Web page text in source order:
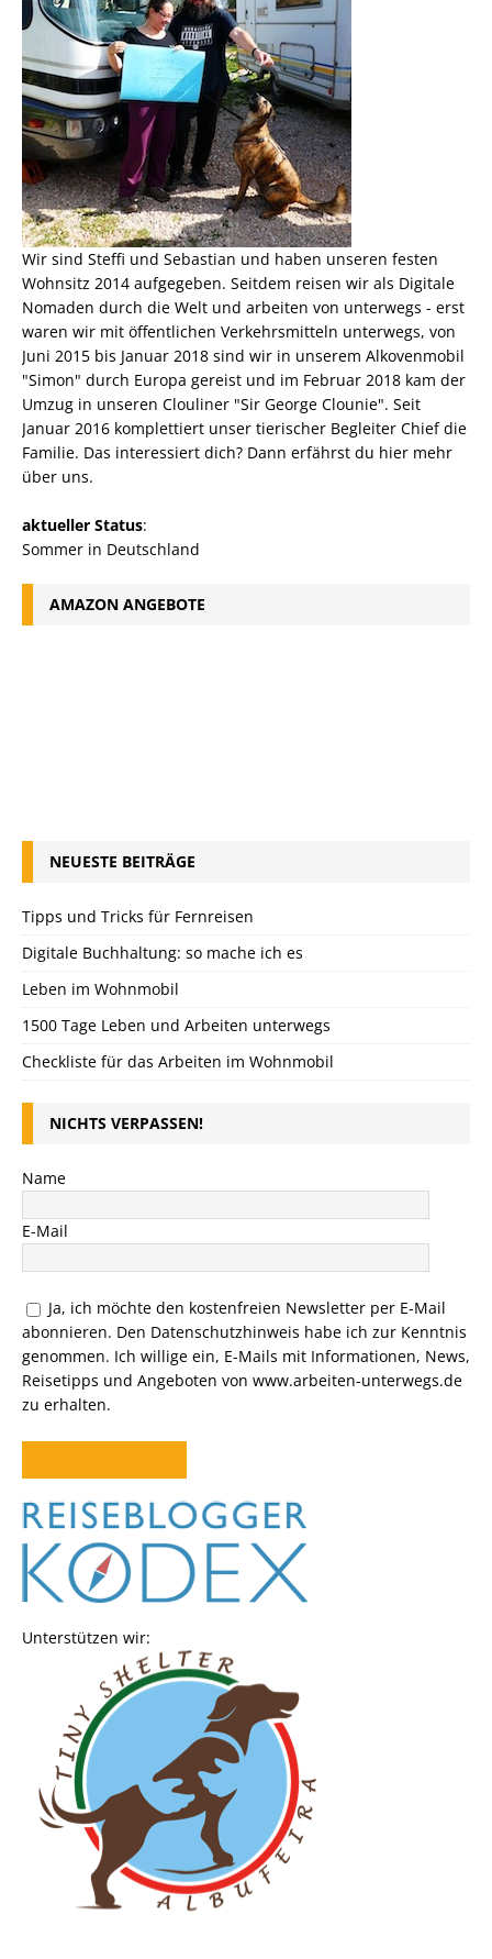
Wir sind Steffi und Sebastian und haben unseren festen
Wohnsitz 2014 aufgegeben. Seitdem reisen wir als Digitale
Nomaden durch die Welt und arbeiten von unterwegs - erst
waren wir mit öffentlichen Verkehrsmitteln unterwegs, von
Juni 2015 bis Januar 2018 sind wir in unserem Alkovenmobil
"Simon" durch Europa gereist und im Februar 2018 kam der
Umzug in unseren Clouliner "Sir George Clounie". Seit
Januar 2016 komplettiert unser tierischer Begleiter Chief die
Familie. Das interessiert dich? Dann erfährst du hier mehr
über uns.
aktueller Status:
Sommer in Deutschland
AMAZON ANGEBOTE
NEUESTE BEITRÄGE
Tipps und Tricks für Fernreisen
Digitale Buchhaltung: so mache ich es
Leben im Wohnmobil
1500 Tage Leben und Arbeiten unterwegs
Checkliste für das Arbeiten im Wohnmobil
NICHTS VERPASSEN!
Name
E-Mail
Ja, ich möchte den kostenfreien Newsletter per E-Mail
abonnieren. Den Datenschutzhinweis habe ich zur Kenntnis
genommen. Ich willige ein, E-Mails mit Informationen, News,
Reisetipps und Angeboten von www.arbeiten-unterwegs.de
zu erhalten.
Unterstützen wir: